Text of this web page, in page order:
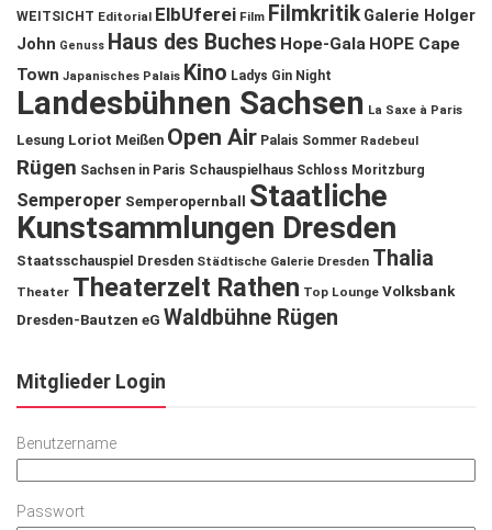
WEITSICHT Editorial ElbUferei Film Filmkritik Galerie Holger
John Genuss Haus des Buches Hope-Gala HOPE Cape
Town Japanisches Palais Kino Ladys Gin Night
Landesbühnen Sachsen La Saxe à Paris
Lesung Loriot Meißen Open Air Palais Sommer Radebeul
Rügen Sachsen in Paris Schauspielhaus Schloss Moritzburg
Semperoper Semperopernball
Staatliche
Kunstsammlungen Dresden
Staatsschauspiel Dresden Städtische Galerie Dresden Thalia
Theater Theaterzelt Rathen Top Lounge Volksbank
Dresden-Bautzen eG Waldbühne Rügen
Mitglieder Login
Benutzername
Passwort